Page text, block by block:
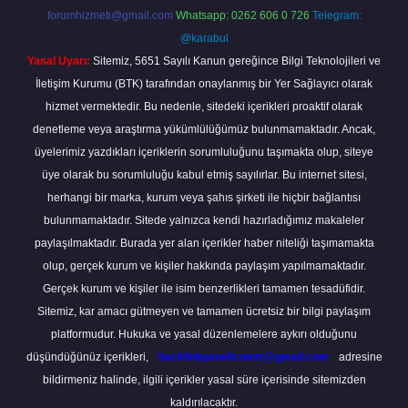
forumhizmeti@gmail.com Whatsapp: 0262 606 0 726 Telegram:
@karabul
Yasal Uyarı: Sitemiz, 5651 Sayılı Kanun gereğince Bilgi Teknolojileri ve
İletişim Kurumu (BTK) tarafından onaylanmış bir Yer Sağlayıcı olarak
hizmet vermektedir. Bu nedenle, sitedeki içerikleri proaktif olarak
denetleme veya araştırma yükümlülüğümüz bulunmamaktadır. Ancak,
üyelerimiz yazdıkları içeriklerin sorumluluğunu taşımakta olup, siteye
üye olarak bu sorumluluğu kabul etmiş sayılırlar. Bu internet sitesi,
herhangi bir marka, kurum veya şahıs şirketi ile hiçbir bağlantısı
bulunmamaktadır. Sitede yalnızca kendi hazırladığımız makaleler
paylaşılmaktadır. Burada yer alan içerikler haber niteliği taşımamakta
olup, gerçek kurum ve kişiler hakkında paylaşım yapılmamaktadır.
Gerçek kurum ve kişiler ile isim benzerlikleri tamamen tesadüfidir.
Sitemiz, kar amacı gütmeyen ve tamamen ücretsiz bir bilgi paylaşım
platformudur. Hukuka ve yasal düzenlemelere aykırı olduğunu
düşündüğünüz içerikleri,
backlinkpanelicomtr@gmail.com
adresine
bildirmeniz halinde, ilgili içerikler yasal süre içerisinde sitemizden
kaldırılacaktır.